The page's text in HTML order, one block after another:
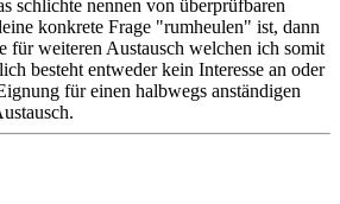
schlichte nennen von überprüfbaren
konkrete Frage "rumheulen" ist, dann
für weiteren Austausch welchen ich somit
besteht entweder kein Interesse an oder
für einen halbwegs anständigen